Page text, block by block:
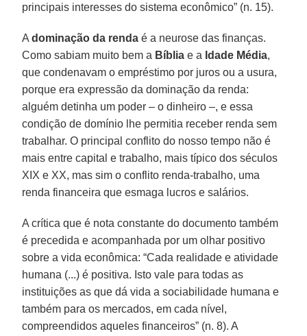
principais interesses do sistema econômico” (n. 15).
Adominação da renda é a neurose das finanças.
Como sabiam muito bem a Bíblia e a Idade Média,
que condenavam o empréstimo por juros ou a usura,
porque era expressão da dominação da renda:
alguém detinha um poder – o dinheiro –, e essa
condição de domínio lhe permitia receber renda sem
trabalhar. O principal conflito do nosso tempo não é
mais entre capital e trabalho, mais típico dos séculos
XIX e XX, mas sim o conflito renda-trabalho, uma
renda financeira que esmaga lucros e salários.
A crítica que é nota constante do documento também
é precedida e acompanhada por um olhar positivo
sobre a vida econômica: “Cada realidade e atividade
humana (...) é positiva. Isto vale para todas as
instituições as que dá vida a sociabilidade humana e
também para os mercados, em cada nível,
compreendidos aqueles financeiros” (n. 8). A